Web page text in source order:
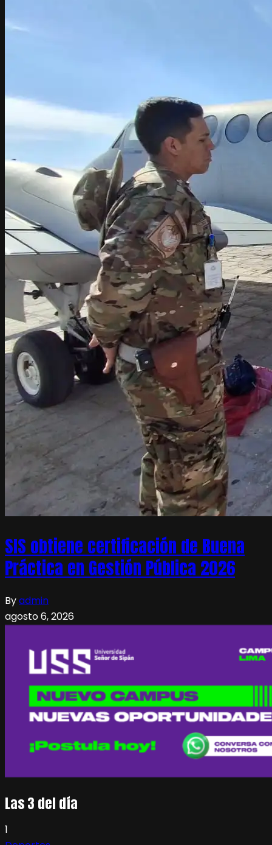
SIS obtiene certificación de Buena
Práctica en Gestión Pública 2026
Byadmin
agosto 6, 2026
Las 3 del día
1